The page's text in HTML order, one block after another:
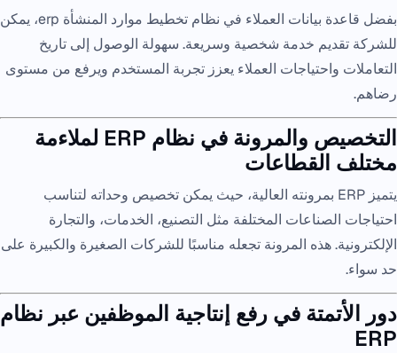
بفضل قاعدة بيانات العملاء في نظام تخطيط موارد المنشأة erp، يمكن
للشركة تقديم خدمة شخصية وسريعة. سهولة الوصول إلى تاريخ
التعاملات واحتياجات العملاء يعزز تجربة المستخدم ويرفع من مستوى
رضاهم.
التخصيص والمرونة في نظام ERP لملاءمة
مختلف القطاعات
يتميز ERP بمرونته العالية، حيث يمكن تخصيص وحداته لتناسب
احتياجات الصناعات المختلفة مثل التصنيع، الخدمات، والتجارة
الإلكترونية. هذه المرونة تجعله مناسبًا للشركات الصغيرة والكبيرة على
حد سواء.
دور الأتمتة في رفع إنتاجية الموظفين عبر نظام
ERP